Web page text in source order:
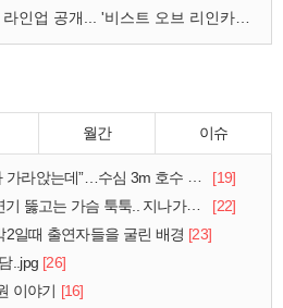
월간 이슈
는데”…수심 3m 호수 뛰어든 60대 의인
[19]
는 가슴 툭툭.. 지나가던 아재의 정체
[22]
2일때 출연자들을 굴린 배경 [23]
..jpg [26]
이야기 [16]